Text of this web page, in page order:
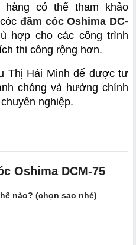
hàng có thể tham khảo
đầm cóc Oshima DC-
hợp cho các công trình
thi công rộng hơn.
Thị Hải Minh để được tư
chóng và hưởng chính
nghiệp.
Oshima DCM-75
nào? (chọn sao nhé)